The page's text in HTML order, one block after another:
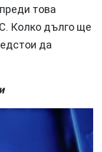
това
Колко дълго ще
да